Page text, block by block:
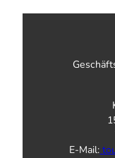
E-Mail: